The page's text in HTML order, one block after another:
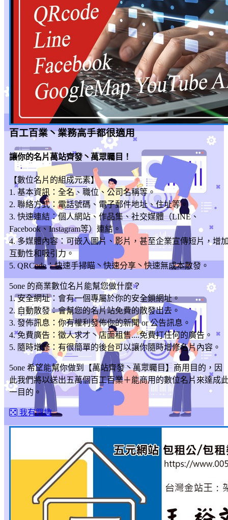
百工百業丶業務高手都很適用
讓你的名片萬站齊發丶萬眾矚目！
【數位名片的組成元素】
1. 基本資訊：全名、職位、公司名稱等。
2. 聯絡方式：電話號碼、電子郵件地址、住址等。
3. 快速連結：個人網站、作品集、社交媒體（LINE、
Facebook、Instagram等）連結。
4. 多媒體內容：可嵌入圖片、影片，甚至企業宣傳短片，增
互動性和吸引力。
5. QRCode：快速手掃瞄丶快速分享丶快速無成本散發。
5one 的商業數位名片能幫您做什麼？
1. 安全網址：會有一個專屬於你的安全鎖網址。
2. 自動散發：會幫您的名片站免費的散發出去。
3. 發佈訊息：你有權利發佈你的新聞 or 公告訊息。
4. 免費廣告：徵人求才丶店面租售....免費打任何的廣告。
5. 隨時增修：有很簡單的後台可以讓你隨時增修名片內容。
5one 希望能幫你做到【萬站齊發丶萬眾矚目】商用目的，因
此我們將以送出五萬個百工百業＋能商用的數位名片來達成
一目的。
我有興趣